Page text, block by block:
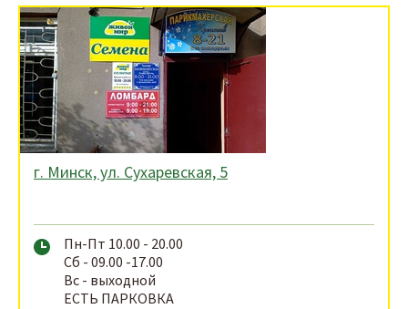
г. Минск, ул. Сухаревская, 5
Пн-Пт 10.00 - 20.00
Сб - 09.00 -17.00
Вс - выходной
ЕСТЬ ПАРКОВКА